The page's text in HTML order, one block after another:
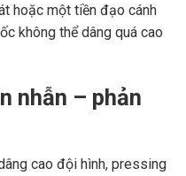
hoặc một tiền đạo cánh
không thể dâng quá cao
nhẫn – phản
cao đội hình, pressing